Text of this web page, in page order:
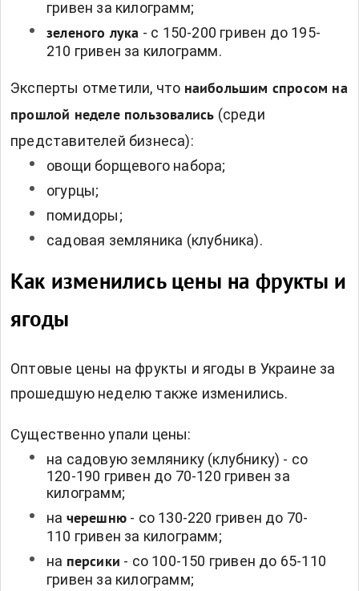
гривен за килограмм;
зеленого лука - с 150-200 гривен до 195-
210 гривен за килограмм.
Эксперты отметили, что наибольшим спросом на
прошлой неделе пользовались (среди
представителей бизнеса):
овощи борщевого набора;
огурцы;
помидоры;
садовая земляника (клубника).
Как изменились цены на фрукты и
ягоды
Оптовые цены на фрукты и ягоды в Украине за
прошедшую неделю также изменились.
Существенно упали цены:
на садовую землянику (клубнику) - со
120-190 гривен до 70-120 гривен за
килограмм;
на черешню - со 130-220 гривен до 70-
110 гривен за килограмм;
на персики - со 100-150 гривен до 65-110
гривен за килограмм;